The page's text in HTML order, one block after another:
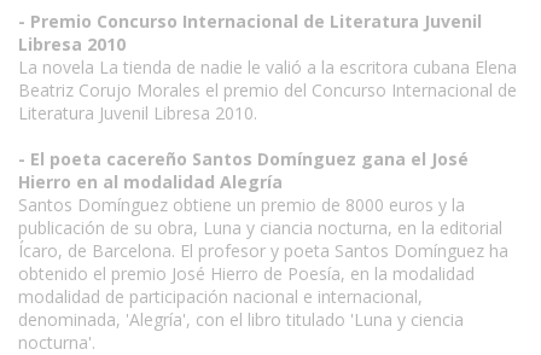
- Premio Concurso Internacional de Literatura Juvenil
Libresa 2010
La novela La tienda de nadie le valió a la escritora cubana Elena
Beatriz Corujo Morales el premio del Concurso Internacional de
Literatura Juvenil Libresa 2010.
- El poeta cacereño Santos Domínguez gana el José
Hierro en al modalidad Alegría
Santos Domínguez obtiene un premio de 8000 euros y la
publicación de su obra, Luna y ciancia nocturna, en la editorial
Ícaro, de Barcelona. El profesor y poeta Santos Domínguez ha
obtenido el premio José Hierro de Poesía, en la modalidad
modalidad de participación nacional e internacional,
denominada, 'Alegría', con el libro titulado 'Luna y ciencia
nocturna'.